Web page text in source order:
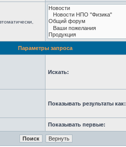
Параметры запроса
Искать:
Показывать результаты как:
Показывать первые: